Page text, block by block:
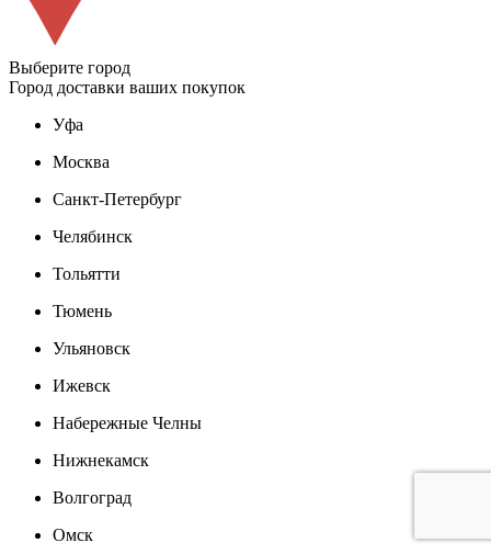
Выберите город
Город доставки ваших покупок
Уфа
Москва
Санкт-Петербург
Челябинск
Тольятти
Тюмень
Ульяновск
Ижевск
Набережные Челны
Нижнекамск
Волгоград
Омск